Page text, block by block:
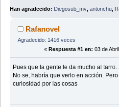
Han agradecido: Diegosub_mv, antonchu,
Rafanovel
Agradecido: 1416 veces
« Respuesta #1 en: 03 de
Pues que la gente le da mucho al
No se, habría que verlo en acción.
curiosidad por las cosas